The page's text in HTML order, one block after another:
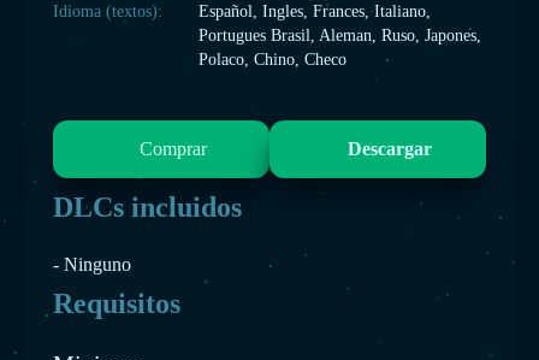
Idioma (textos):
Español, Ingles, Frances, Italiano,
Portugues Brasil, Aleman, Ruso, Japones,
Polaco, Chino, Checo
Comprar Descargar
DLCs incluidos
- Ninguno
Requisitos